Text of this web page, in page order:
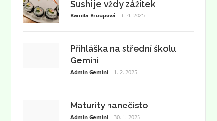
Sushi je vždy zážitek
Kamila Kroupová 6. 4. 2025
Přihláška na střední školu
Gemini
Admin Gemini 1. 2. 2025
Maturity nanečisto
Admin Gemini 30. 1. 2025